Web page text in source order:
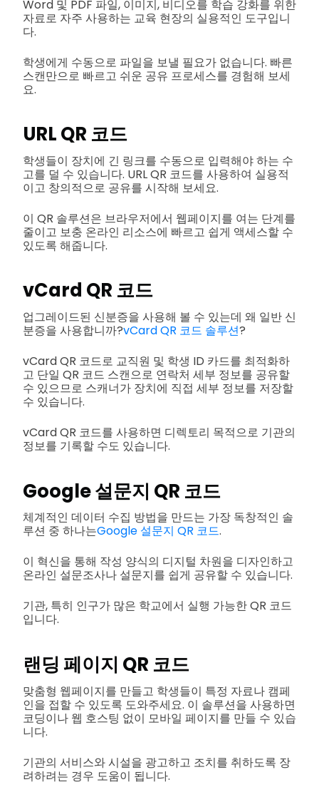
Word 및 PDF 파일, 이미지, 비디오를 학습 강화를 위한
자료로 자주 사용하는 교육 현장의 실용적인 도구입니
다.
학생에게 수동으로 파일을 보낼 필요가 없습니다. 빠른
스캔만으로 빠르고 쉬운 공유 프로세스를 경험해 보세
요.
URL QR 코드
학생들이 장치에 긴 링크를 수동으로 입력해야 하는 수
고를 덜 수 있습니다. URL QR 코드를 사용하여 실용적
이고 창의적으로 공유를 시작해 보세요.
이 QR 솔루션은 브라우저에서 웹페이지를 여는 단계를
줄이고 보충 온라인 리소스에 빠르고 쉽게 액세스할 수
있도록 해줍니다.
vCard QR 코드
업그레이드된 신분증을 사용해 볼 수 있는데 왜 일반 신
분증을 사용합니까?vCard QR 코드 솔루션?
vCard QR 코드로 교직원 및 학생 ID 카드를 최적화하
고 단일 QR 코드 스캔으로 연락처 세부 정보를 공유할
수 있으므로 스캐너가 장치에 직접 세부 정보를 저장할
수 있습니다.
vCard QR 코드를 사용하면 디렉토리 목적으로 기관의
정보를 기록할 수도 있습니다.
Google 설문지 QR 코드
체계적인 데이터 수집 방법을 만드는 가장 독창적인 솔
루션 중 하나는Google 설문지 QR 코드.
이 혁신을 통해 작성 양식의 디지털 차원을 디자인하고
온라인 설문조사나 설문지를 쉽게 공유할 수 있습니다.
기관, 특히 인구가 많은 학교에서 실행 가능한 QR 코드
입니다.
랜딩 페이지 QR 코드
맞춤형 웹페이지를 만들고 학생들이 특정 자료나 캠페
인을 접할 수 있도록 도와주세요. 이 솔루션을 사용하면
코딩이나 웹 호스팅 없이 모바일 페이지를 만들 수 있습
니다.
기관의 서비스와 시설을 광고하고 조치를 취하도록 장
려하려는 경우 도움이 됩니다.